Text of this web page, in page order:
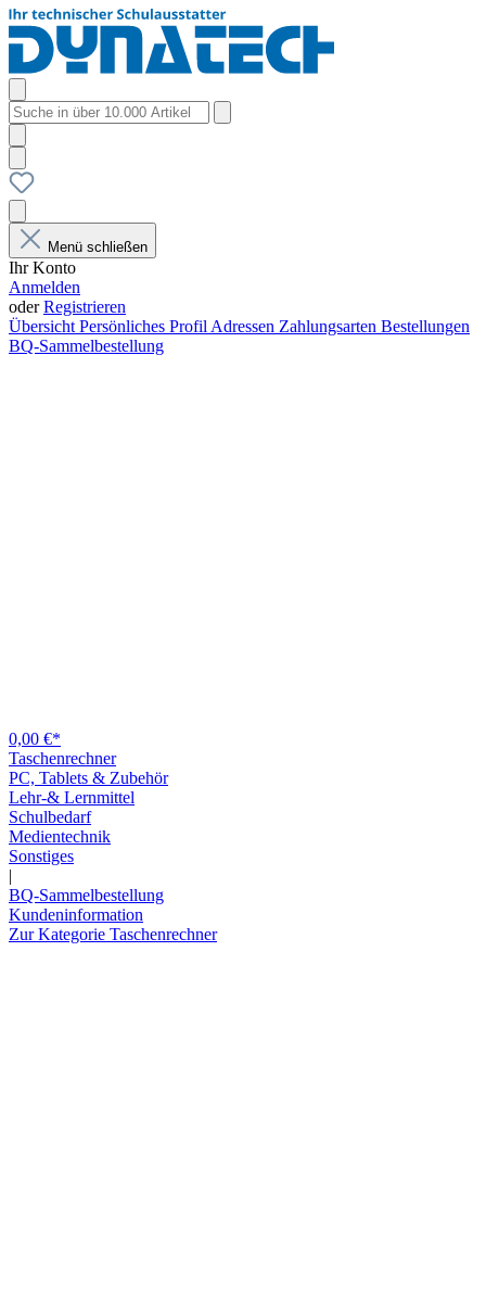
Menü schließen
Ihr Konto
Anmelden
oderRegistrieren
Übersicht Persönliches Profil Adressen Zahlungsarten Bestellungen
BQ-Sammelbestellung
0,00 €*
Taschenrechner
PC, Tablets & Zubehör
Lehr-& Lernmittel
Schulbedarf
Medientechnik
Sonstiges
|
BQ-Sammelbestellung
Kundeninformation
Zur Kategorie Taschenrechner